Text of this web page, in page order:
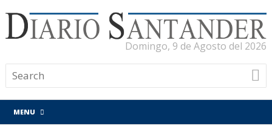
Domingo, 9 de Agosto del 2026
MENU